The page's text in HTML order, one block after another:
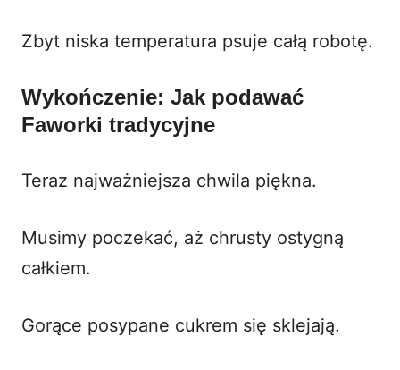
Zbyt niska temperatura psuje całą robotę.
Wykończenie: Jak podawać
Faworki tradycyjne
Teraz najważniejsza chwila piękna.
Musimy poczekać, aż chrusty ostygną
całkiem.
Gorące posypane cukrem się sklejają.